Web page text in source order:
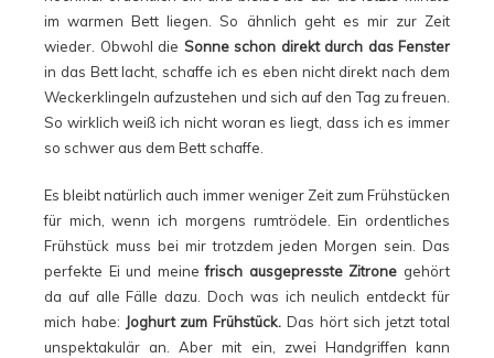
im warmen Bett liegen. So ähnlich geht es mir zur Zeit
wieder. Obwohl die Sonne schon direkt durch das Fenster
in das Bett lacht, schaffe ich es eben nicht direkt nach dem
Weckerklingeln aufzustehen und sich auf den Tag zu freuen.
So wirklich weiß ich nicht woran es liegt, dass ich es immer
so schwer aus dem Bett schaffe.
Es bleibt natürlich auch immer weniger Zeit zum Frühstücken
für mich, wenn ich morgens rumtrödele. Ein ordentliches
Frühstück muss bei mir trotzdem jeden Morgen sein. Das
perfekte Ei und meinefrisch ausgepresste Zitrone gehört
da auf alle Fälle dazu. Doch was ich neulich entdeckt für
mich habe: Joghurt zum Frühstück. Das hört sich jetzt total
unspektakulär an. Aber mit ein, zwei Handgriffen kann